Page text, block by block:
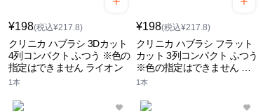
¥198(税込¥217.8)
クリニカ ハブラシ 3Dカット
4列コンパクト ふつう ※色の
指定はできません ライオン
1本
¥198(税込¥217.8)
クリニカ ハブラシ フラット
カット 3列コンパクト ふつう
※色の指定はできません ラ
イオン
1本